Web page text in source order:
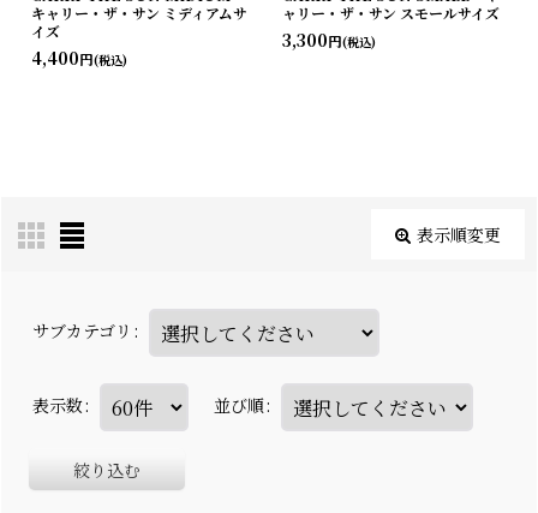
キャリー・ザ・サン ミディアムサ
イズ
4,400円(税込)
ャリー・ザ・サン スモールサイズ
3,300円(税込)
表示順変更
サブカテゴリ :
表示数: 並び順:
絞り込む